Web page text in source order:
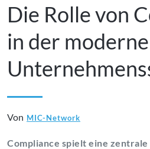
Die Rolle von
in der
Von MIC-Network
Compliance spielt eine